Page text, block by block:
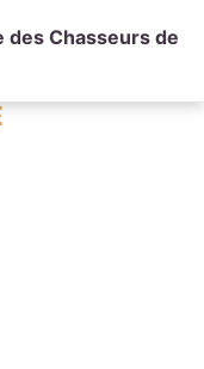
des Chasseurs de